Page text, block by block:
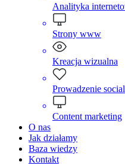
Analityka
Strony www
Kreacja wizualna
Prowadzenie
Content marketing
O nas
Jak działamy
Baza wiedzy
Kontakt